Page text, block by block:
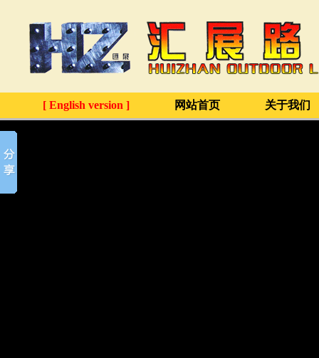
[ English version ] 网站首页 关于我们